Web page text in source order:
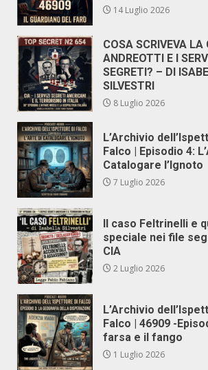
14 Luglio 2026
COSA SCRIVEVA LA
ANDREOTTI E I
SEGRETI? – DI
SILVESTRI
8 Luglio 2026
L’Archivio
Falco | Episodio 4:
Catalogare l’Ignoto
7 Luglio 2026
Il caso Feltrinelli e
speciale nei file
CIA
2 Luglio 2026
L’Archivio
Falco | 46909 -
farsa e il fango
1 Luglio 2026